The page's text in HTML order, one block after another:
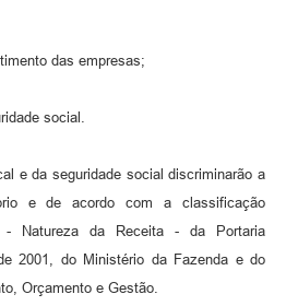
das empresas;
social.
e da seguridade social discriminarão a
e de acordo com a classificação
Natureza da Receita - da Portaria
2001, do Ministério da Fazenda e do
Orçamento e Gestão.